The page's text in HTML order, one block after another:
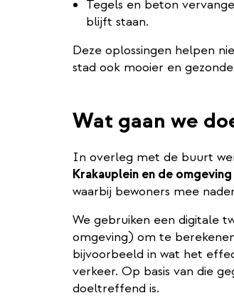
Tegels en beton
blijft staan.
Deze oplossingen helpen
stad ook mooier en
Wat gaan we
In overleg met de buurt
Krakauplein en de
waarbij bewoners mee
We gebruiken een digitale
omgeving) om te
bijvoorbeeld in wat het
verkeer. Op basis van die
doeltreffend is.